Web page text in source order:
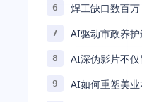
能 ...
6
焊工缺口数百
7
AI驱动市政养
8
AI深伪影片不
9
AI如何重塑美